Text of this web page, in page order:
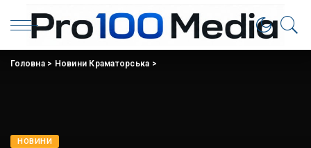
Головна> Новини Краматорська >
НОВИНИ